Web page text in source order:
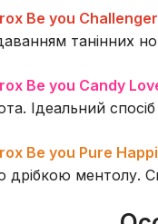
Be you
танінних
Be you Candy
Ідеальний
Be you Pure
дрібкою ментолу.